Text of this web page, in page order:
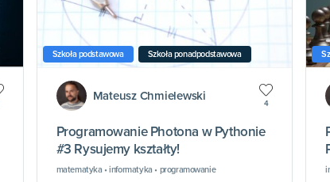
Szkoła podstawowa Szkoła ponadpodstawowa
Mateusz Chmielewski
4
Programowanie Photona w Pythonie
#3 Rysujemy kształty!
matematyka • informatyka • programowanie